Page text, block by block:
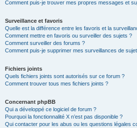
Comment puis-je trouver mes propres messages et
Surveillance et favoris
Quelle est la différence entre les favoris et la
Comment mettre en favoris ou surveiller des sujets ?
Comment surveiller des forums ?
Comment puis-je supprimer mes surveillances de
Fichiers joints
Quels fichiers joints sont autorisés sur ce forum ?
Comment trouver tous mes fichiers joints ?
Concernant phpBB
Qui a développé ce logiciel de forum ?
Pourquoi la fonctionnalité X n’est pas disponible ?
Qui contacter pour les abus ou les questions légales